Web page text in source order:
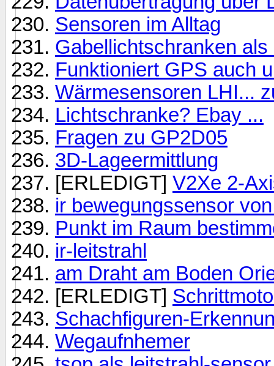
Sensoren im Alltag
Gabellichtschranken
Funktioniert GPS auch
Wärmesensoren LHI...
Lichtschranke? Ebay ...
Fragen zu GP2D05
3D-Lageermittlung
[ERLEDIGT] V2Xe 2-
ir bewegungssensor
Punkt im Raum
ir-leitstrahl
am Draht am Boden
[ERLEDIGT]
Schachfiguren-
Wegaufnhemer